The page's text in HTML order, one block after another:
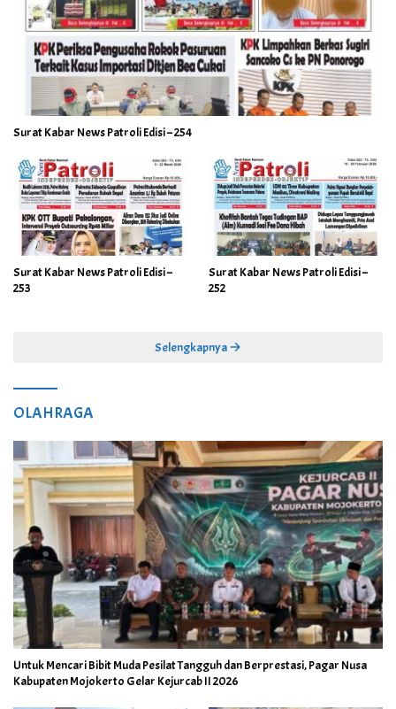
Surat Kabar News Patroli Edisi – 254
Surat Kabar News Patroli Edisi –
253
Surat Kabar News Patroli Edisi –
252
Selengkapnya
OLAHRAGA
Untuk Mencari Bibit Muda Pesilat Tangguh dan Berprestasi, Pagar Nusa
Kabupaten Mojokerto Gelar Kejurcab II 2026